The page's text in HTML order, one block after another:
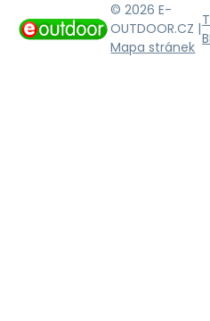
© 2026 E-
OUTDOOR.CZ |
Mapa stránek